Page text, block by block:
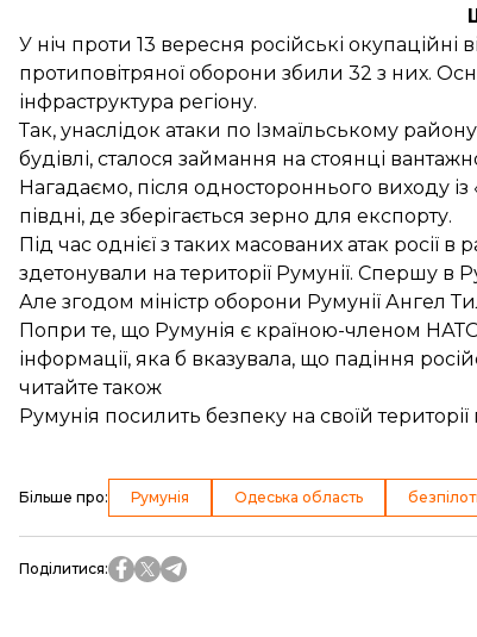
У ніч проти 13 вересня російські окупаційні
протиповітряної оборони збили 32 з них.
інфраструктура регіону.
Так, унаслідок атаки по Ізмаїльському
будівлі, сталося займання на стоянці
Нагадаємо, після одностороннього виходу
півдні, де зберігається зерно для експорту.
Під час однієї з таких масованих атак росії в
здетонували на території Румунії. Спершу в
Але згодом міністр оборони Румунії Ангел
Попри те, що Румунія є країною-членом
інформації, яка б вказувала, що падіння
читайте також
Румунія посилить безпеку на своїй території
Більше про: Румунія Одеська область
Поділитися: